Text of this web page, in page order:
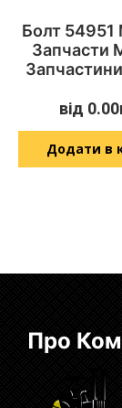
Болт 54951
Запчасти
від 0.00
Додати в
Про